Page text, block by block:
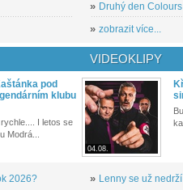
» Druhý den
» zobrazit více...
pod
klubu
I letos se
Modrá...
2026?
VIDEOKLIPY
04.08.
» Lenny se už